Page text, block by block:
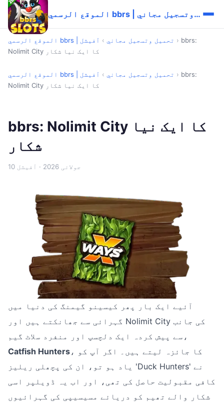
الموقع الرسمي bbrs | تحميل وتسجيل مجاني
الموقع الرسمي bbrs | تحميل وتسجيل مجاني › آفیشل › bbrs:
Nolimit City کا ایک نیا شکار
الموقع الرسمي bbrs | تحميل وتسجيل مجاني › آفیشل › bbrs:
Nolimit City کا ایک نیا شکار
bbrs: Nolimit City کا ایک نیا
شکار
10 جولائی 2026 · آفیشل
آئیے ایک بار پھر کیسینو گیمنگ کی دنیا میں
گہرائی سے جھانکتے ہیں اور Nolimit City کی جانب
سے پیش کردہ ایک دلچسپ اور منفرد سلاٹ گیم،
Catfish Hunters ، کا جائزہ لیتے ہیں۔ اگر آپ کو
یاد ہو تو، ان کی پچھلی ریلیز 'Duck Hunters' نے
کافی مقبولیت حاصل کی تھی، اور اب یہ ڈویلپر اسی
شکار والے تھیم کو دریائے مسیسیپی کی گہرائیوں